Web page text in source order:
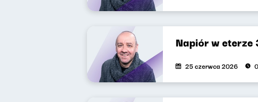
Napiór w eterze
25 czerwca 2026